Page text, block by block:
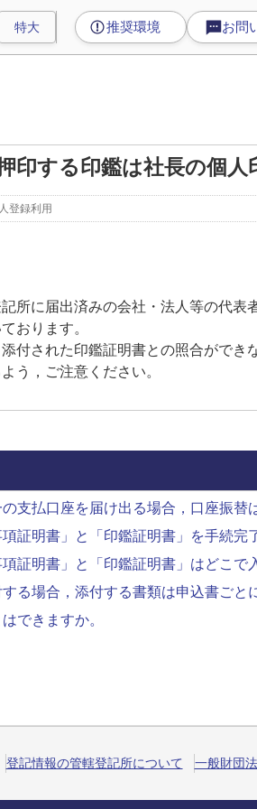
推奨環境 お問
印する印鑑は社長の個人
登録利用
所に届出済みの会社・法人等の代表
おります。
付された印鑑証明書との照合ができ
う，ご注意ください。
支払口座を届け出る場合，口座振替
証明書」と「印鑑証明書」を手続完
証明書」と「印鑑証明書」はどこで
る場合，添付する書類は申込書ごと
できますか。
登記情報の管轄登記所について 一般財団